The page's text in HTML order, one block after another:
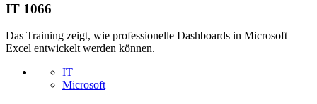
IT 1066
Das Training zeigt, wie professionelle Dashboards in Microsoft
Excel entwickelt werden können.
IT
Microsoft